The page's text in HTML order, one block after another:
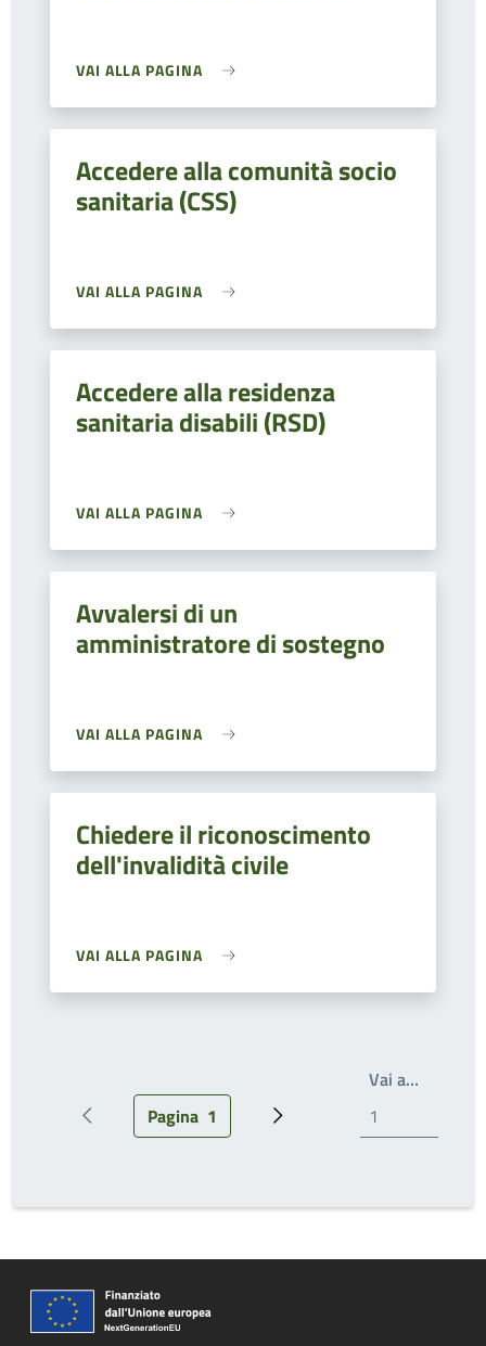
VAI ALLA PAGINA
Accedere alla comunità socio
sanitaria (CSS)
VAI ALLA PAGINA
Accedere alla residenza
sanitaria disabili (RSD)
VAI ALLA PAGINA
Avvalersi di un
amministratore di sostegno
VAI ALLA PAGINA
Chiedere il riconoscimento
dell'invalidità civile
VAI ALLA PAGINA
Pagina precedentePagina attuale
Pagina 1 Prossima pagina
Vai a…